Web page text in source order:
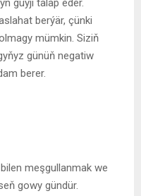
güýji talap eder.
berýär, çünki
mümkin. Siziň
günüň negatiw
berer.
meşgullanmak we
gowy gündür.